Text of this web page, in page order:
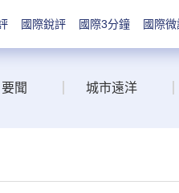
國際銳評 國際3分鐘 國際
要聞 城市遠洋